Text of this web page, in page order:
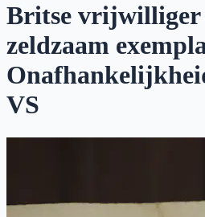
Britse
zeldzaam
VS